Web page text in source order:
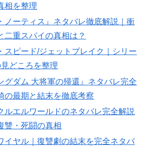
相を整理
ノーティス』ネタバレ徹底解説｜衝
二重スパイの真相は？
スピード/ジェットブレイク｜シリー
どころを整理
グダム 大将軍の帰還』ネタバレ完全
の最期と結末を徹底考察
ルエルワールドのネタバレ完全解説
讐・死闘の真相
イヤル｜復讐劇の結末を完全ネタバ